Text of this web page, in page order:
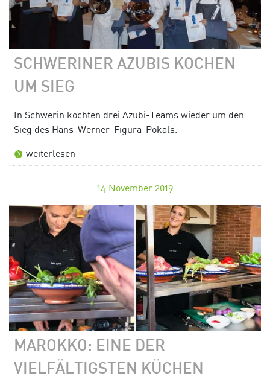
SCHWERINER AZUBIS KOCHEN
UM SIEG
In Schwerin kochten drei Azubi-Teams wieder um den
Sieg des Hans-Werner-Figura-Pokals.
weiterlesen
14 November 2019
MAROKKO: EINE DER
VIELFÄLTIGSTEN KÜCHEN